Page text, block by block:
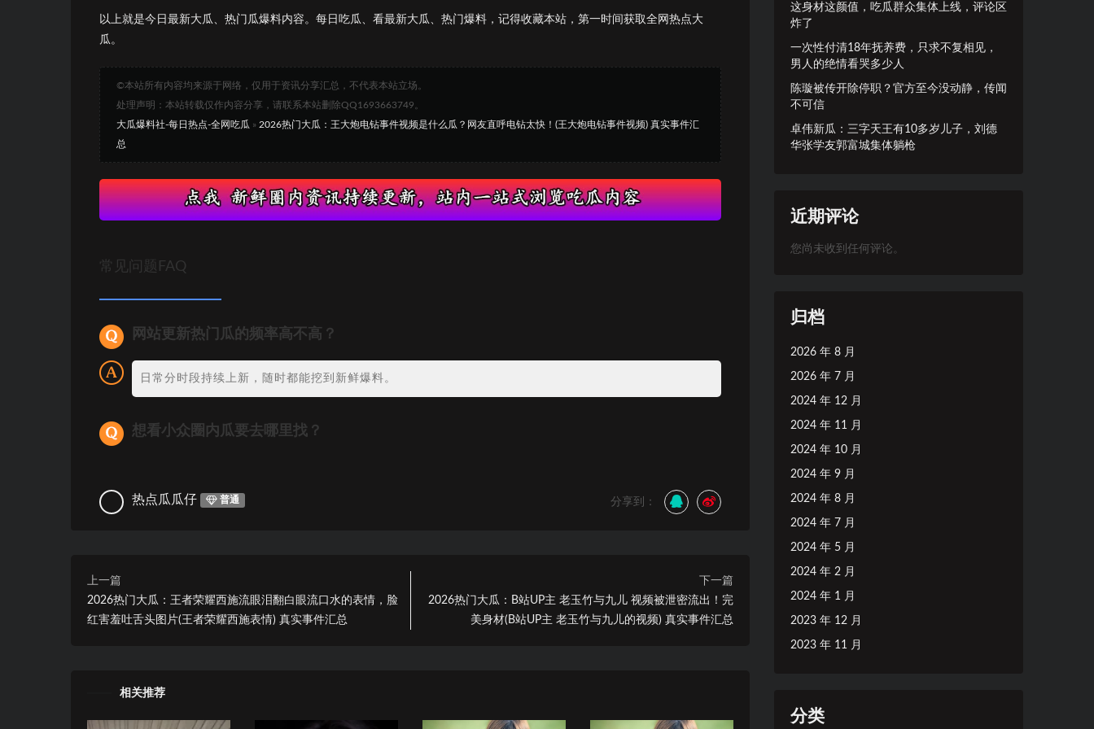
以上就是今日最新大瓜、热门瓜爆料内容。每日吃瓜、看最新大瓜、热门爆料，记得收藏本站，第一时间获取全网热点大
瓜。
©本站所有内容均来源于网络，仅用于资讯分享汇总，不代表本站立场。
处理声明：本站转载仅作内容分享，请联系本站删除QQ1693663749。
大瓜爆料社-每日热点-全网吃瓜 » 2026热门大瓜：王大炮电钻事件视频是什么瓜？网友直呼电钻太快！(王大炮电钻事件视频) 真实事件汇
总
常见问题FAQ
网站更新热门瓜的频率高不高？
日常分时段持续上新，随时都能挖到新鲜爆料。
想看小众圈内瓜要去哪里找？
热点瓜瓜仔 普通 分享到：
上一篇
2026热门大瓜：王者荣耀西施流眼泪翻白眼流口水的表情，脸
红害羞吐舌头图片(王者荣耀西施表情) 真实事件汇总
下一篇
2026热门大瓜：B站UP主 老玉竹与九儿 视频被泄密流出！完
美身材(B站UP主 老玉竹与九儿的视频) 真实事件汇总
相关推荐
这身材这颜值，吃瓜群众集体上线，评论区
炸了
一次性付清18年抚养费，只求不复相见，
男人的绝情看哭多少人
陈璇被传开除停职？官方至今没动静，传闻
不可信
卓伟新瓜：三字天王有10多岁儿子，刘德
华张学友郭富城集体躺枪
近期评论
您尚未收到任何评论。
归档
2026 年 8 月
2026 年 7 月
2024 年 12 月
2024 年 11 月
2024 年 10 月
2024 年 9 月
2024 年 8 月
2024 年 7 月
2024 年 5 月
2024 年 2 月
2024 年 1 月
2023 年 12 月
2023 年 11 月
分类